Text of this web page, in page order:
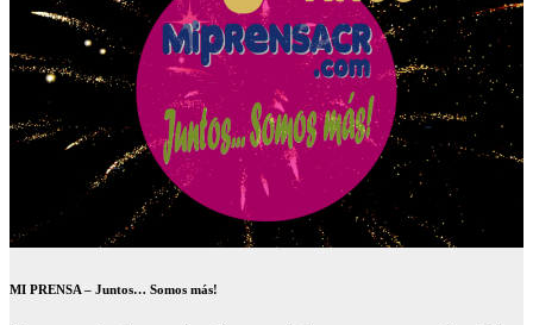
MI PRENSA – Juntos… Somos más!